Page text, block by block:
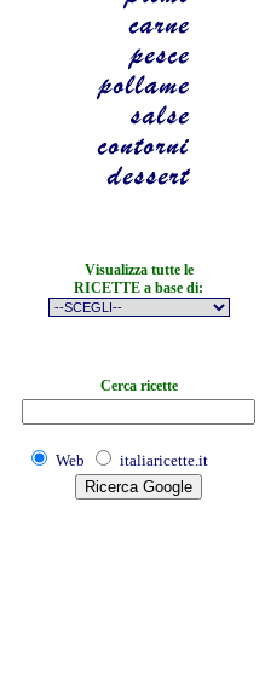
Visualizza tutte le
RICETTE a base di:
Cerca ricette
Web italiaricette.it